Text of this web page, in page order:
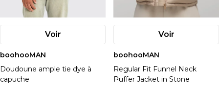
Voir
boohooMAN
Doudoune ample tie dye à
capuche
Voir
boohooMAN
Regular Fit Funnel Neck
Puffer Jacket in Stone